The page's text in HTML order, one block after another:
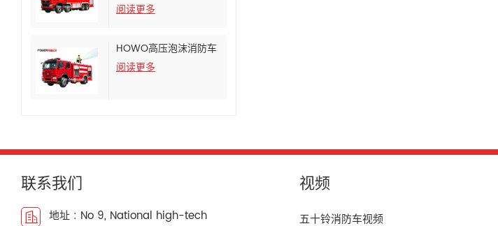
阅读更多
HOWO高压泡沫消防车
阅读更多
联系我们
地址 : No 9, National high-tech
视频
五十铃消防车视频